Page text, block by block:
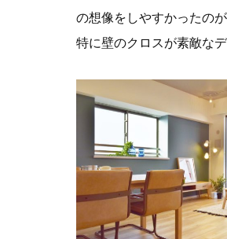
の想像をしやすかったのが
特に壁のクロスが素敵な